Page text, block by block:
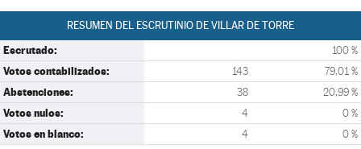
RESUMEN DEL ESCRUTINIO DE VILLAR DE TORRE
Escrutado: 100 %
Votos contabilizados: 143 79,01 %
Abstenciones: 38 20,99 %
Votos nulos: 4 0 %
Votos en blanco: 4 0 %